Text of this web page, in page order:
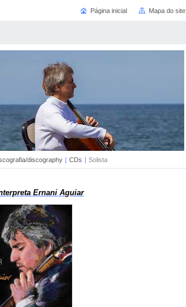
discography | CDs | Solista
Ernani Aguiar
Página inicial Mapa do site